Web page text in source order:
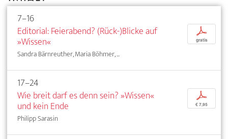
7–16
Editorial: Feierabend? (Rück-)Blicke auf
»Wissen«
Sandra Bärnreuther, Maria Böhmer, ...
p
gratis
17–24
Wie breit darf es denn sein? »Wissen«
und kein Ende
Philipp Sarasin
p
€ 7,95